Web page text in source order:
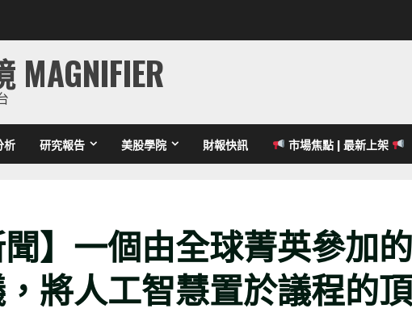
析 研究報告 美股學院 財報快訊 市場焦點 | 最新上架
聞】一個由全球菁英參加
將人工智慧置於議程的